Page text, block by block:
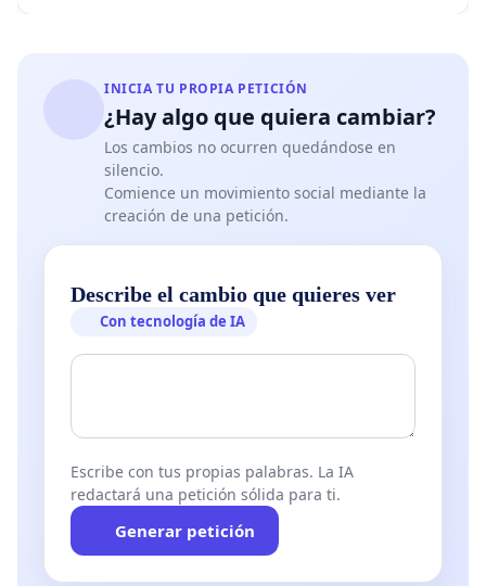
INICIA TU PROPIA PETICIÓN
¿Hay algo que quiera cambiar?
Los cambios no ocurren quedándose en
silencio.
Comience un movimiento social mediante la
creación de una petición.
Describe el cambio que quieres ver
Con tecnología de IA
Escribe con tus propias palabras. La IA
redactará una petición sólida para ti.
Generar petición